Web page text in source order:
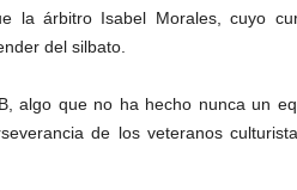
la árbitro Isabel Morales, cuyo
del silbato.
algo que no ha hecho nunca un
de los veteranos